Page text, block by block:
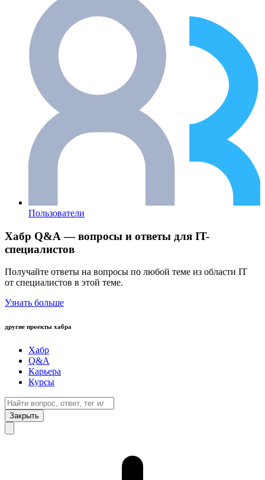
Пользователи
Хабр Q&A — вопросы и ответы для IT-
специалистов
Получайте ответы на вопросы по любой теме из области IT
от специалистов в этой теме.
Узнать больше
другие проекты хабра
Хабр
Q&A
Карьера
Курсы
Закрыть